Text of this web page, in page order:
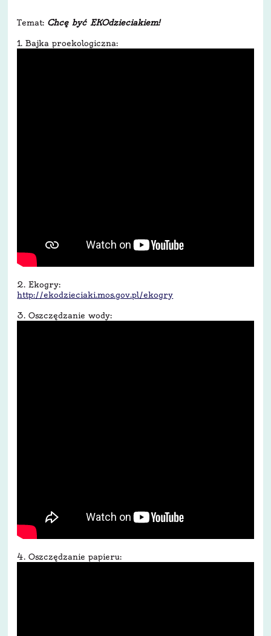
Temat: Chcę być EKOdzieciakiem!
1. Bajka proekologiczna:
2. Ekogry:
http://ekodzieciaki.mos.gov.pl/ekogry
3. Oszczędzanie wody:
4. Oszczędzanie papieru: